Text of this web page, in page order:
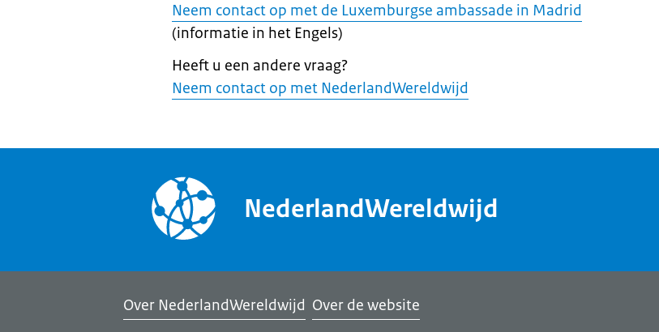
Neem contact op met de Luxemburgse ambassade in Madrid
(informatie in het Engels)
Heeft u een andere vraag?
Neem contact op met NederlandWereldwijd
NederlandWereldwijd
Over NederlandWereldwijd Over de website